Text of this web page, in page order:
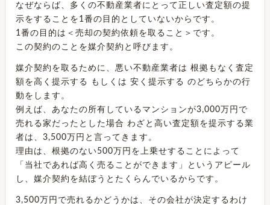
なぜならば、多くの不動産業者にとって正しい査定額の提
示をすることを1番の目的としていないからです。
1番の目的は＜売却の契約依頼を取ること＞です。
この契約のことを媒介契約と呼びます。
媒介契約を取るために、悪い不動産業者は 根拠もなく査定
額を高く提示する もしくは 安く提示する のどちらかの行
動をします。
例えば、あなたの所有しているマンションが3,000万円で
売れる家だったとした場合 わざと高い査定額を提示する業
者は、3,500万円と言ってきます。
理由は、根拠のない500万円を上乗せすることによって
「当社であれば高く売ることができます」というアピール
し、媒介契約を結ぼうとたくらんでいるからです。
3,500万円で売れるかどうかは、その会社が決定するわけ